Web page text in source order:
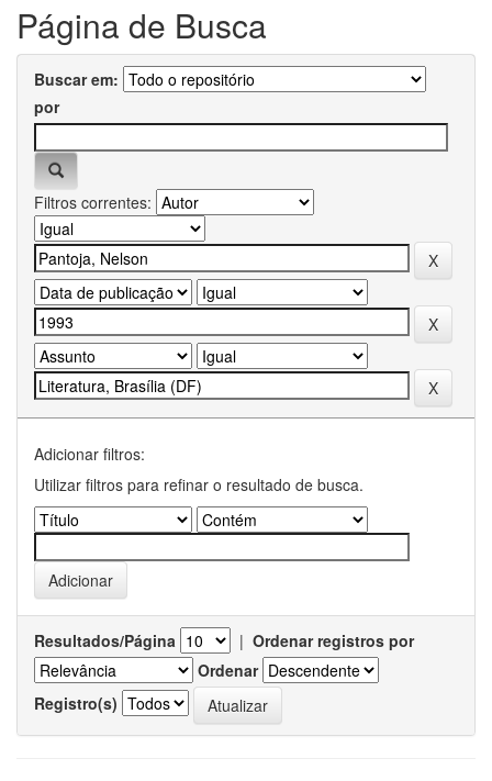
Página de Busca
Buscar em:
por
Filtros correntes:
Adicionar filtros:
Utilizar filtros para refinar o resultado de busca.
Resultados/Página | Ordenar registros por
Ordenar
Registro(s)